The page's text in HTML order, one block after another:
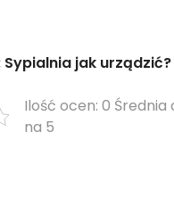
Sypialnia jak urządzić?
Ilość ocen: 0 Średnia
na 5